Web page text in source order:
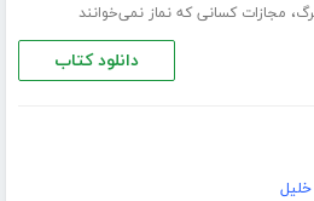
، مجازات کسانی که نماز نمی‌خوانند
دانلود کتاب